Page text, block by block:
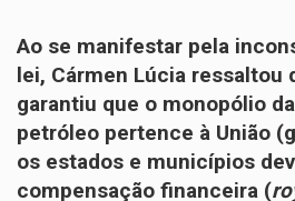
Ao se manifestar pela
lei, Cármen Lúcia ressaltou
garantiu que o monopólio
petróleo pertence à União
os estados e municípios
compensação financeira (